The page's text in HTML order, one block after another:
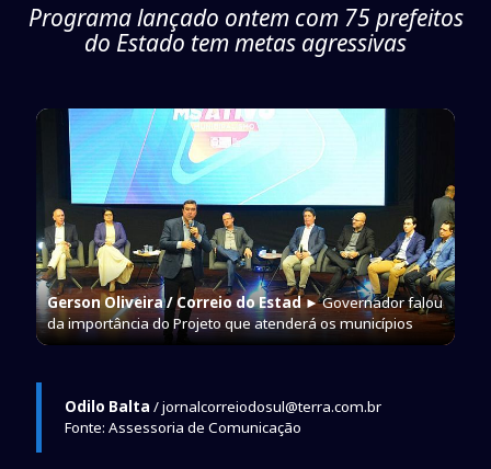
Programa lançado ontem com 75 prefeitos
do Estado tem metas agressivas
Gerson Oliveira / Correio do Estad► Governador falou
da importância do Projeto que atenderá os municípios
Odilo Balta / jornalcorreiodosul@terra.com.br
Fonte: Assessoria de Comunicação